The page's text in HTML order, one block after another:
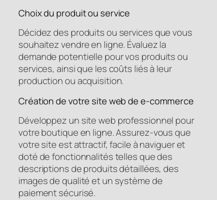
Choix du produit ou service
Décidez des produits ou services que vous
souhaitez vendre en ligne. Évaluez la
demande potentielle pour vos produits ou
services, ainsi que les coûts liés à leur
production ou acquisition.
Création de votre site web de e-commerce
Développez un site web professionnel pour
votre boutique en ligne. Assurez-vous que
votre site est attractif, facile à naviguer et
doté de fonctionnalités telles que des
descriptions de produits détaillées, des
images de qualité et un système de
paiement sécurisé.